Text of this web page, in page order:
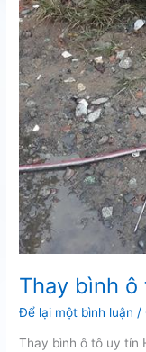
Thay bình
Để lại một bình luận /
Thay bình ô tô uy tín